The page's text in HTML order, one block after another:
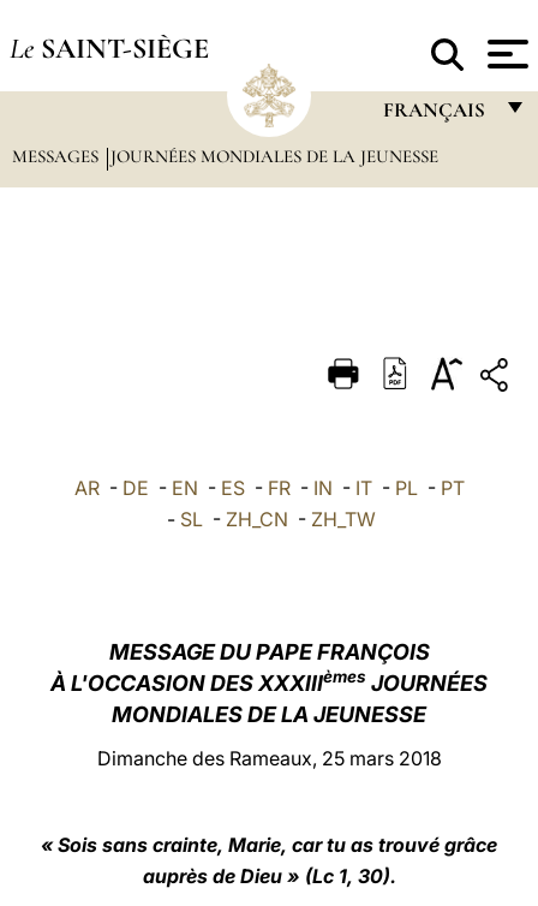
Le SAINT-SIÈGE
FRANÇAIS
FRANÇAIS
DEUTSCH
العربيّة
MESSAGES JOURNÉES MONDIALES DE LA JEUNESSE
AR- DE - EN - ES- FR- IN - IT- PL- PT
- SL - ZH_CN - ZH_TW
MESSAGE DU PAPE FRANÇOIS
À L'OCCASION DES XXXIIIèmes JOURNÉES
MONDIALES DE LA JEUNESSE
Dimanche des Rameaux, 25 mars 2018
« Sois sans crainte, Marie, car tu as trouvé grâce
auprès de Dieu » (Lc 1, 30).